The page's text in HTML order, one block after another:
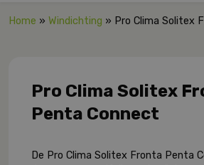
Home » Windichting » Pro Clima Solitex
Pro Clima Solitex
Penta Connect
De Pro Clima Solitex Fronta Penta